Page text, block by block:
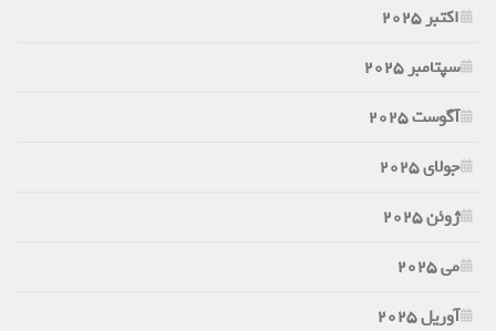
اکتبر 2025
سپتامبر 2025
آگوست 2025
جولای 2025
ژوئن 2025
می 2025
آوریل 2025